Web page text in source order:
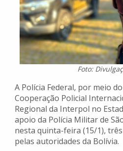
Foto:
A Polícia Federal, por meio
Cooperação Policial
Regional da Interpol no
apoio da Polícia Militar de
nesta quinta-feira (15/1),
pelas autoridades da Bolívia.